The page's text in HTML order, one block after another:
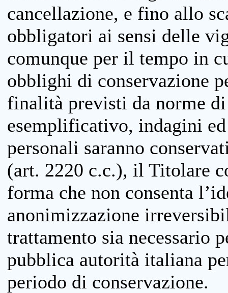
cancellazione, e fino allo
obbligatori ai sensi delle
comunque per il tempo in
obblighi di conservazione
finalità previsti da norme
esemplificativo, indagini
personali saranno
(art. 2220 c.c.), il Titolare
forma che non consenta
anonimizzazione
trattamento sia necessario
pubblica autorità italiana
periodo di conservazione.